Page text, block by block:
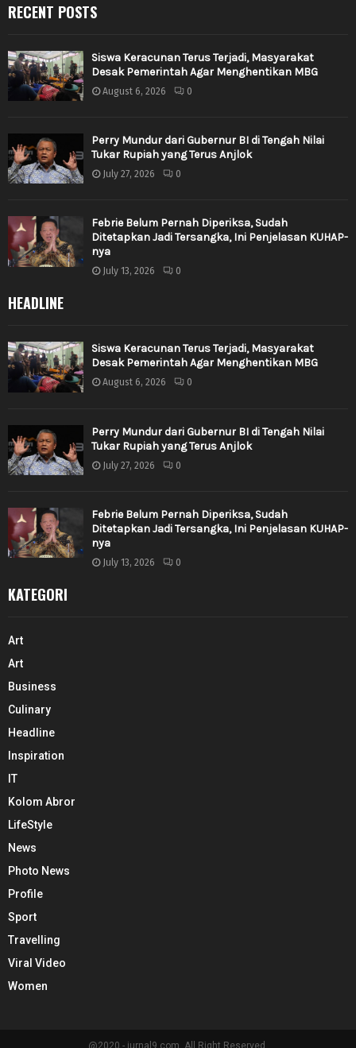
RECENT POSTS
Siswa Keracunan Terus Terjadi, Masyarakat
Desak Pemerintah Agar Menghentikan MBG
August 6, 2026 0
Perry Mundur dari Gubernur BI di Tengah Nilai
Tukar Rupiah yang Terus Anjlok
July 27, 2026 0
Febrie Belum Pernah Diperiksa, Sudah
Ditetapkan Jadi Tersangka, Ini Penjelasan KUHAP-
nya
July 13, 2026 0
HEADLINE
Siswa Keracunan Terus Terjadi, Masyarakat
Desak Pemerintah Agar Menghentikan MBG
August 6, 2026 0
Perry Mundur dari Gubernur BI di Tengah Nilai
Tukar Rupiah yang Terus Anjlok
July 27, 2026 0
Febrie Belum Pernah Diperiksa, Sudah
Ditetapkan Jadi Tersangka, Ini Penjelasan KUHAP-
nya
July 13, 2026 0
KATEGORI
Art
Art
Business
Culinary
Headline
Inspiration
IT
Kolom Abror
LifeStyle
News
Photo News
Profile
Sport
Travelling
Viral Video
Women
@2020 - jurnal9.com. All Right Reserved.